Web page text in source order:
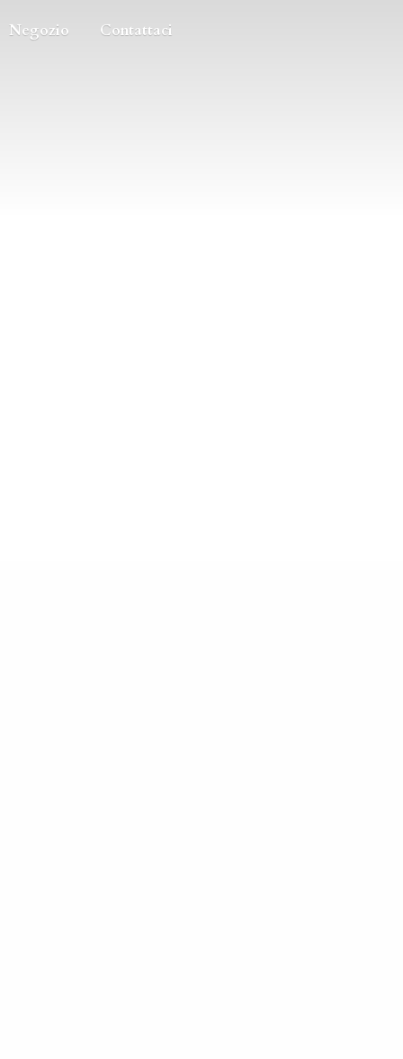
Negozio Contattaci